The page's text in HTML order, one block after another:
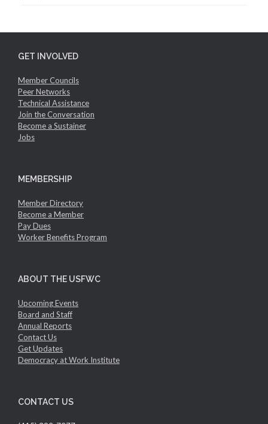
GET INVOLVED
Member Councils
Peer Networks
Technical Assistance
Join the Conversation
Become a Sustainer
Jobs
MEMBERSHIP
Member Directory
Become a Member
Pay Dues
Worker Benefits Program
ABOUT THE USFWC
Upcoming Events
Board and Staff
Annual Reports
Contact Us
Get Updates
Democracy at Work Institute
CONTACT US